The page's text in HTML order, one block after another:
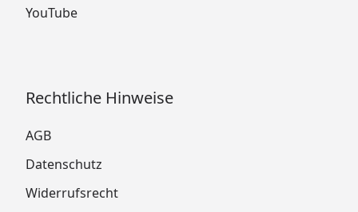
YouTube
Rechtliche Hinweise
AGB
Datenschutz
Widerrufsrecht